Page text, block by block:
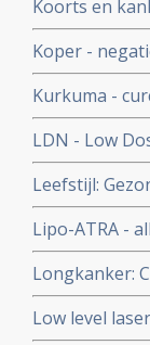
Koorts en
veroorzaakt
Koper -
overlijden
Kurkuma -
belangrijke
LDN - Low
goedgekeurd
Leefstijl:
onder
procent van
Lipo-ATRA -
ingebracht
APL - acute
Longkanker:
bij
Low level